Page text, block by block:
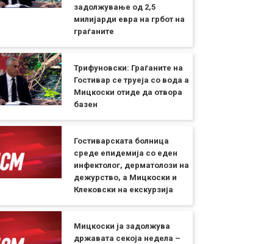
задолжување од 2,5
милијарди евра на грбот на
граѓаните
Трифуновски: Граѓаните на
Гостивар се труеја со вода а
Мицкоски отиде да отвора
базен
Гостиварската болница
среде епидемија со еден
инфектолог, дерматолози на
дежурство, а Мицкоски и
Клековски на екскурзија
Мицкоски ја задолжува
државата секоја недела –